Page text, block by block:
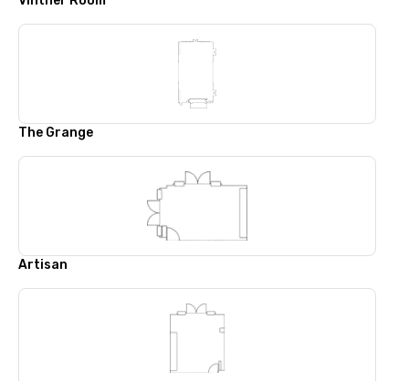
The Grange
Artisan